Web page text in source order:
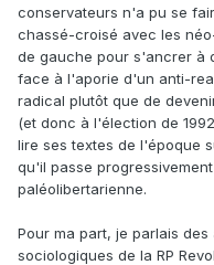
conservateurs n'a pu se
chassé-croisé avec les
de gauche pour s'ancrer à
face à l'aporie d'un anti-
radical plutôt que de
(et donc à l'élection de
lire ses textes de l'époque
qu'il passe
paléolibertarienne.
Pour ma part, je parlais
sociologiques de la RP